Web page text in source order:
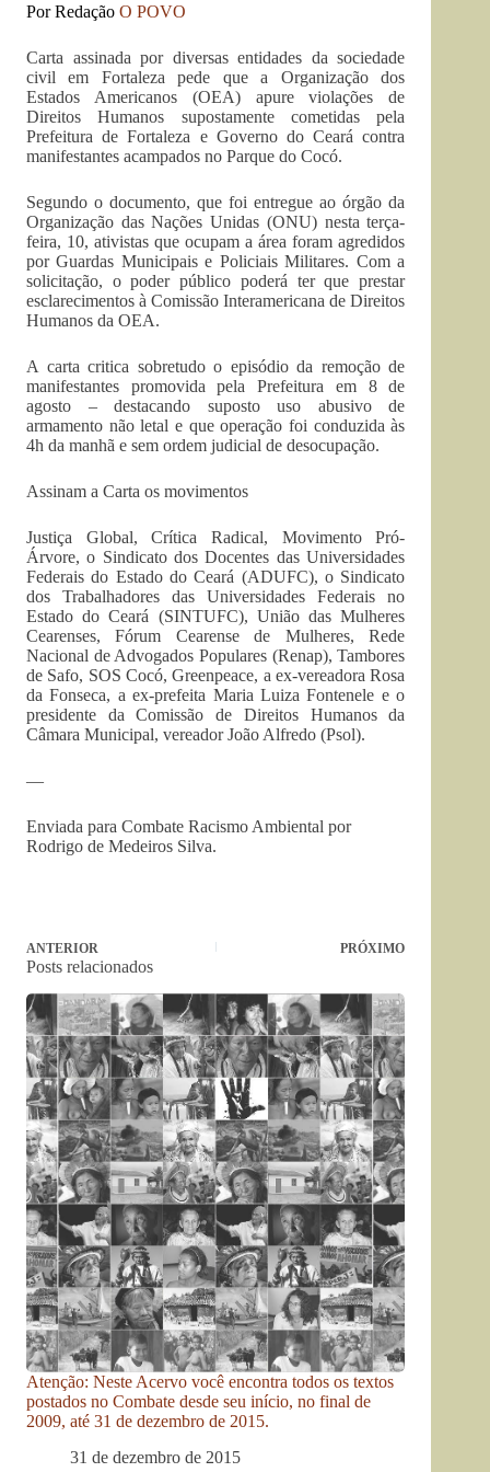
Por Redação O POVO
Carta assinada por diversas entidades da sociedade
civil em Fortaleza pede que a Organização dos
Estados Americanos (OEA) apure violações de
Direitos Humanos supostamente cometidas pela
Prefeitura de Fortaleza e Governo do Ceará contra
manifestantes acampados no Parque do Cocó.
Segundo o documento, que foi entregue ao órgão da
Organização das Nações Unidas (ONU) nesta terça-
feira, 10, ativistas que ocupam a área foram agredidos
por Guardas Municipais e Policiais Militares. Com a
solicitação, o poder público poderá ter que prestar
esclarecimentos à Comissão Interamericana de Direitos
Humanos da OEA.
A carta critica sobretudo o episódio da remoção de
manifestantes promovida pela Prefeitura em 8 de
agosto – destacando suposto uso abusivo de
armamento não letal e que operação foi conduzida às
4h da manhã e sem ordem judicial de desocupação.
Assinam a Carta os movimentos
Justiça Global, Crítica Radical, Movimento Pró-
Árvore, o Sindicato dos Docentes das Universidades
Federais do Estado do Ceará (ADUFC), o Sindicato
dos Trabalhadores das Universidades Federais no
Estado do Ceará (SINTUFC), União das Mulheres
Cearenses, Fórum Cearense de Mulheres, Rede
Nacional de Advogados Populares (Renap), Tambores
de Safo, SOS Cocó, Greenpeace, a ex-vereadora Rosa
da Fonseca, a ex-prefeita Maria Luiza Fontenele e o
presidente da Comissão de Direitos Humanos da
Câmara Municipal, vereador João Alfredo (Psol).
—
Enviada para Combate Racismo Ambiental por
Rodrigo de Medeiros Silva.
ANTERIOR PRÓXIMO
Posts relacionados
Atenção: Neste Acervo você encontra todos os textos
postados no Combate desde seu início, no final de
2009, até 31 de dezembro de 2015.
31 de dezembro de 2015